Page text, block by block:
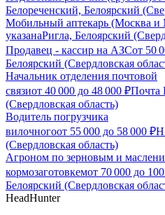
Белореченский, Белоярский
Мобильный аптекарь (Москва и
указанаРигла, Белоярский
Продавец - кассир на АЗСот 50
Белоярский (Свердловская
Начальник отделения почтовой
связиот 40 000 до 48 000 ₽Почта
(Свердловская область)
Водитель погрузчика
вилочногоот 55 000 до 58 000 ₽
(Свердловская область)
Агроном по зерновым и
кормозаготовкемот 70 000 до
Белоярский (Свердловская
HeadHunter